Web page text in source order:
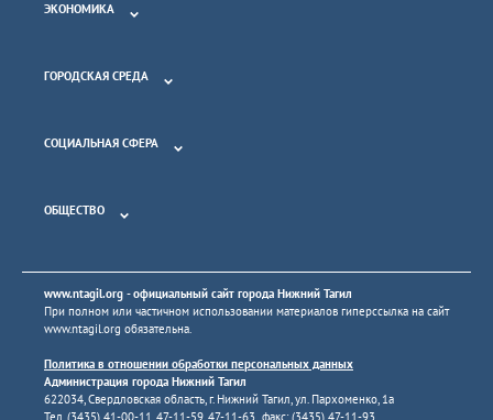
ЭКОНОМИКА
ГОРОДСКАЯ СРЕДА
СОЦИАЛЬНАЯ СФЕРА
ОБЩЕСТВО
www.ntagil.org - официальный сайт города Нижний Тагил
При полном или частичном использовании материалов гиперссылка на сайт
www.ntagil.org обязательна.
Политика в отношении обработки персональных данных
Администрация города Нижний Тагил
622034, Свердловская область, г. Нижний Тагил, ул. Пархоменко, 1а